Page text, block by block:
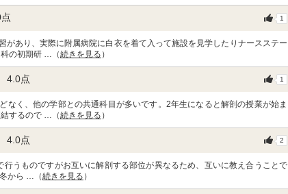
点 1
があり、実際に附属病院に白衣を着て入って施設を見学したりナースステー
の初期研 …（続きを見る ）
4.0点 1
なく、他の学部との共通科目が多いです。2年生になると解剖の授業が始ま
するので …（続きを見る ）
4.0点 2
うものですがお互いに解剖する部位が異なるため、互いに教え合うことで
から …（続きを見る ）